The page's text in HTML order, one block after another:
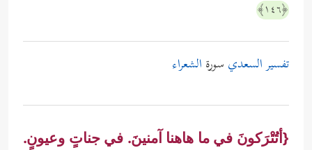
﴿١٤٦﴾
تفسير السعدي سورة الشعراء
{أتُتْرَكونَ في ما هاهنا آمنينَ. في جناتٍ وعيونٍ.